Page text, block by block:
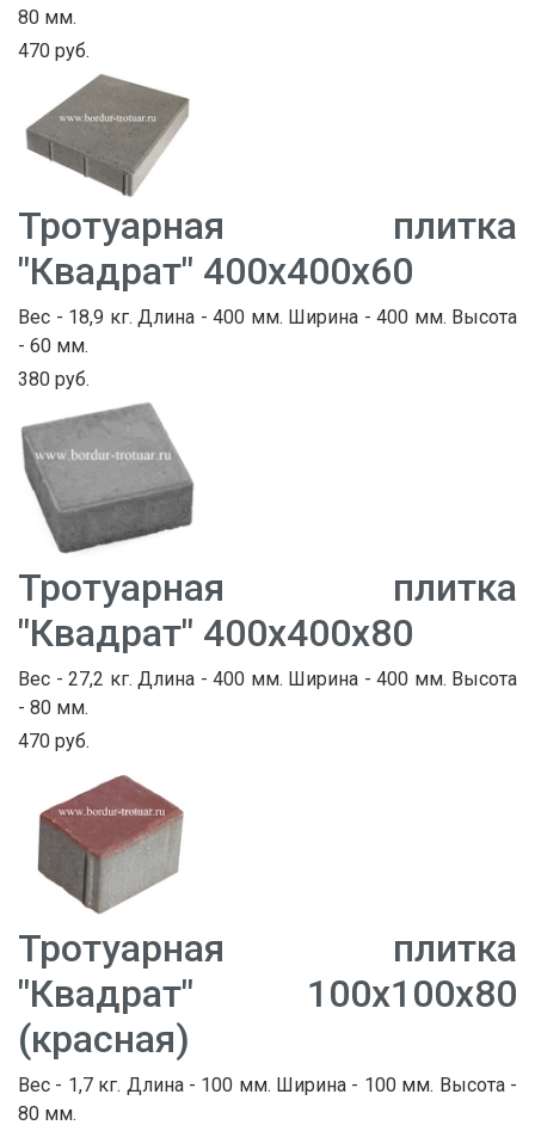
80 мм.
470 руб.
Тротуарная плитка
"Квадрат" 400х400х60
Вес - 18,9 кг. Длина - 400 мм. Ширина - 400 мм. Высота
- 60 мм.
380 руб.
Тротуарная плитка
"Квадрат" 400х400х80
Вес - 27,2 кг. Длина - 400 мм. Ширина - 400 мм. Высота
- 80 мм.
470 руб.
Тротуарная плитка
"Квадрат" 100х100х80
(красная)
Вес - 1,7 кг. Длина - 100 мм. Ширина - 100 мм. Высота -
80 мм.